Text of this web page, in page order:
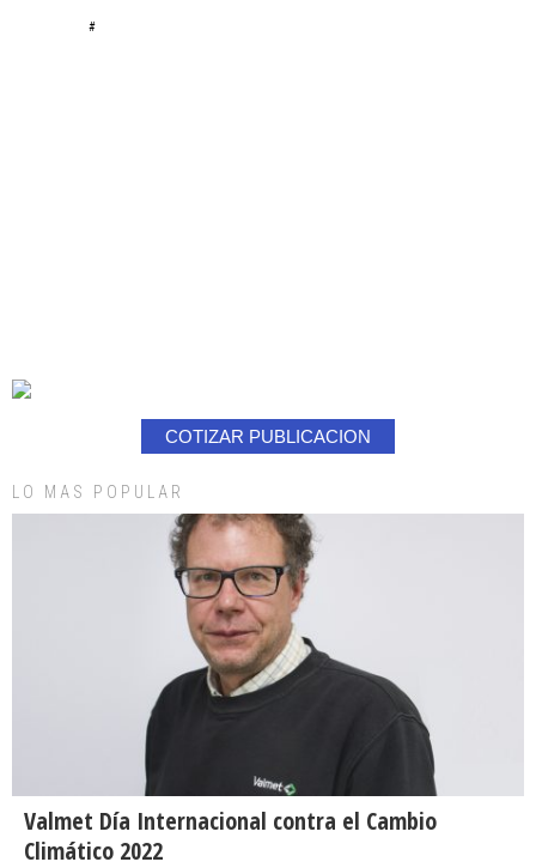
#
COTIZAR PUBLICACION
LO MAS POPULAR
Valmet Día Internacional contra el Cambio
Climático 2022